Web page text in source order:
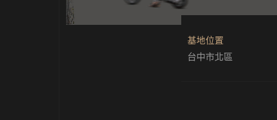
基地位置
台中市北區